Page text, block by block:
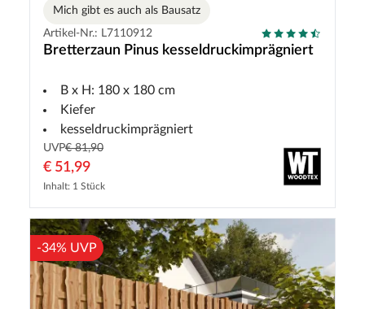
Mich gibt es auch als Bausatz
Artikel-Nr.: L7110912
Bretterzaun Pinus kesseldruckimprägniert
B x H: 180 x 180 cm
Kiefer
kesseldruckimprägniert
UVP€ 81,90
€ 51,99
Inhalt: 1 Stück
-34% UVP